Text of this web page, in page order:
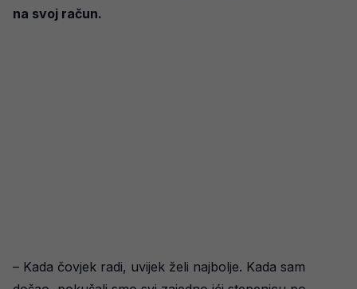
na svoj račun.
– Kada čovjek radi, uvijek želi najbolje. Kada sam